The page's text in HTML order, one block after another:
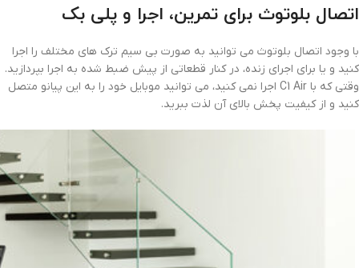
اتصال بلوتوث برای تمرین، اجرا و پلی بک
با وجود اتصال بلوتوث می توانید به صورت بی سیم ترک های مختلف را اجرا
کنید و یا برای اجرای زنده، در کنار قطعاتی از پیش ضبط شده به اجرا بپردازید.
وقتی که با C1 Air اجرا نمی کنید، می توانید موبایل خود را به این پیانو متصل
کنید و از کیفیت پخش بالای آن لذت ببرید.